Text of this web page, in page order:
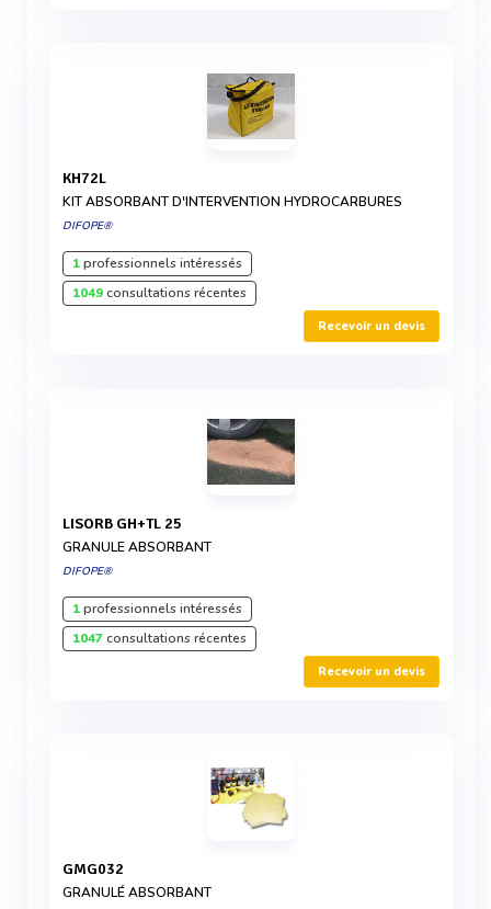
KH72L
KIT ABSORBANT D'INTERVENTION HYDROCARBURES
DIFOPE®
1professionnels intéressés
1049consultations récentes
Recevoir un devis
LISORB GH+TL 25
GRANULE ABSORBANT
DIFOPE®
1professionnels intéressés
1047consultations récentes
Recevoir un devis
GMG032
GRANULÉ ABSORBANT